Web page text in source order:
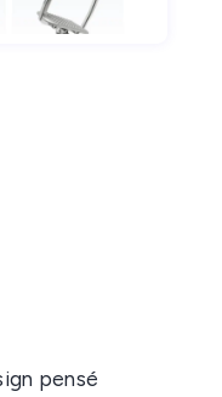
pensé